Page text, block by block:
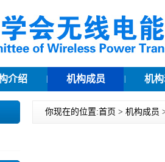
介绍 机构成员 机
你现在的位置:首页 > 机构成员